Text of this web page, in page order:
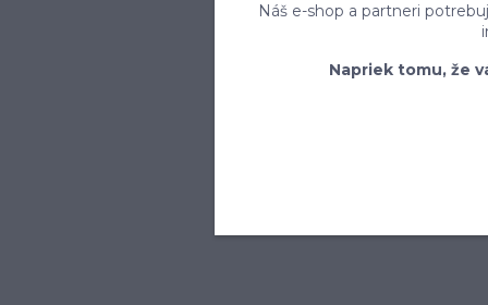
Náš e-shop a partneri
Napriek tomu, že